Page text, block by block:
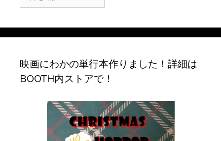
ー
映画にわかの単行本作りました！詳細は
BOOTH内ストアで！